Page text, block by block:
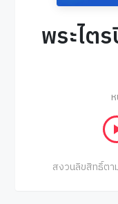
พระไต
สงวนลิขสิทธิ์ต